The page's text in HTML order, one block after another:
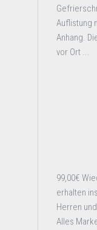
Auflistung
Anhang.
vor Ort ...
99,00€
erhalten
Herren
Alles